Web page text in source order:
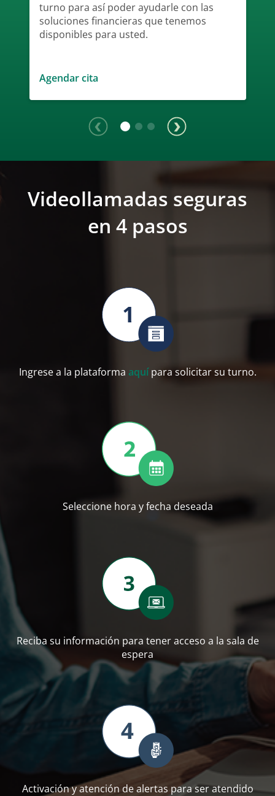
turno para así poder ayudarle con las
soluciones financieras que tenemos
disponibles para usted.
Agendar cita
Videollamadas seguras
en 4 pasos
Ingrese a la plataforma aquípara solicitar su turno.
Seleccione hora y fecha deseada
Reciba su información para tener acceso a la sala de
espera
Activación y atención de alertas para ser atendido